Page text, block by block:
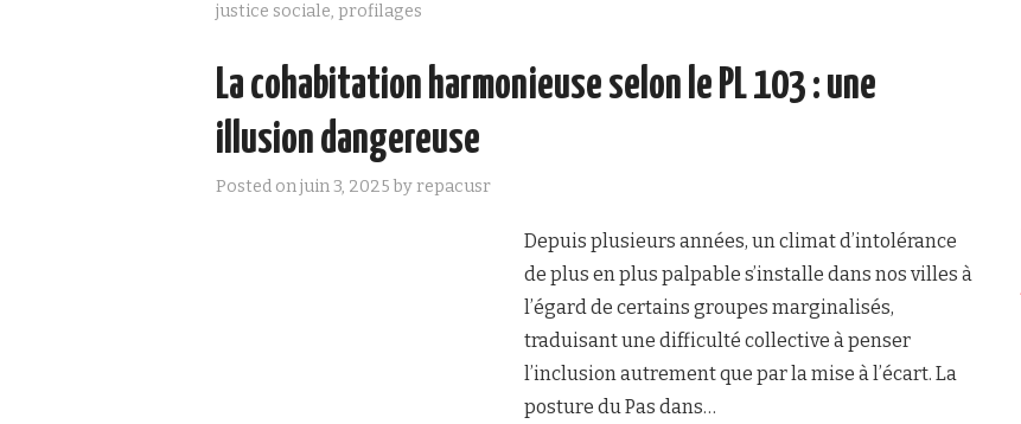
justice sociale, profilages
La cohabitation harmonieuse selon le PL 103 : une
illusion dangereuse
Posted onjuin 3, 2025 byrepacusr
Depuis plusieurs années, un climat d’intolérance
de plus en plus palpable s’installe dans nos villes à
l’égard de certains groupes marginalisés,
traduisant une difficulté collective à penser
l’inclusion autrement que par la mise à l’écart. La
posture du Pas dans…